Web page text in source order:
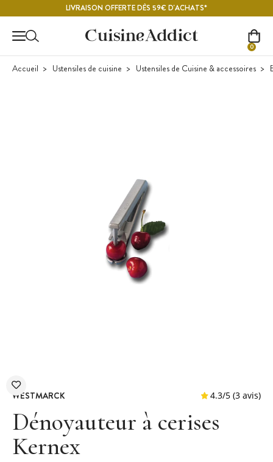
LIVRAISON OFFERTE DÈS 59€ D'ACHATS*
0
Accueil Ustensiles de cuisine Ustensiles de Cuisine & accessoires
WESTMARCK
Dénoyauteur à cerises
Kernex